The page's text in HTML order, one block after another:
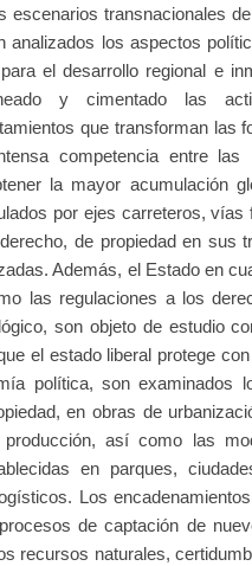
escenarios transnacionales
analizados los aspectos
el desarrollo regional e
y cimentado las
que transforman las
competencia entre
la mayor acumulación
por ejes carreteros,
de propiedad en sus
Además, el Estado en
las regulaciones a los
son objeto de estudio
el estado liberal protege
política, son examinados
en obras de
así como las
en parques,
Los
de captación de
recursos naturales,